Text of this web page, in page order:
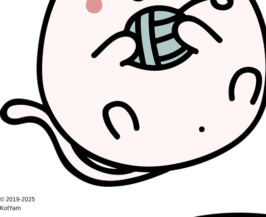
© 2019-2025
KotYarn